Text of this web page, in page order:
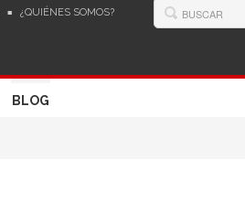
¿QUIÉNES SOMOS?
BLOG